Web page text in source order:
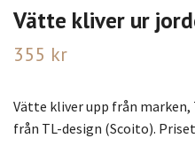
Vätte kliver ur
355 kr
Vätte kliver upp från marken,
från TL-design (Scoito).